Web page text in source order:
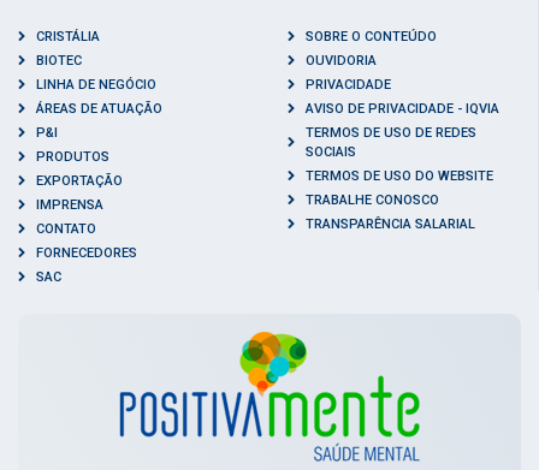
CRISTÁLIA
BIOTEC
LINHA DE NEGÓCIO
ÁREAS DE ATUAÇÃO
P&I
PRODUTOS
EXPORTAÇÃO
IMPRENSA
CONTATO
FORNECEDORES
SAC
SOBRE O CONTEÚDO
OUVIDORIA
PRIVACIDADE
AVISO DE PRIVACIDADE - IQVIA
TERMOS DE USO DE REDES
SOCIAIS
TERMOS DE USO DO WEBSITE
TRABALHE CONOSCO
TRANSPARÊNCIA SALARIAL